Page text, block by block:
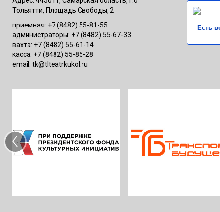
Тольятти, Площадь Свободы, 2
приемная: +7 (8482) 55-81-55
администраторы: +7 (8482) 55-67-33
вахта: +7 (8482) 55-61-14
касса: +7 (8482) 55-85-28
email: tk@tlteatrkukol.ru
Есть
‹